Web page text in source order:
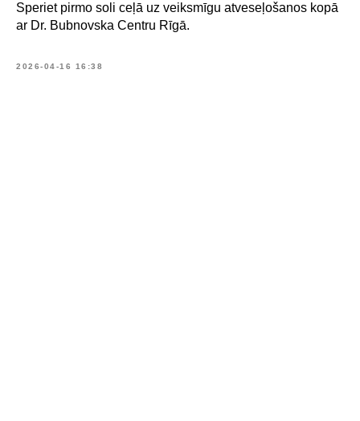
Speriet pirmo soli ceļā uz veiksmīgu atveseļošanos kopā
ar Dr. Bubnovska Centru Rīgā.
2026-04-16 16:38